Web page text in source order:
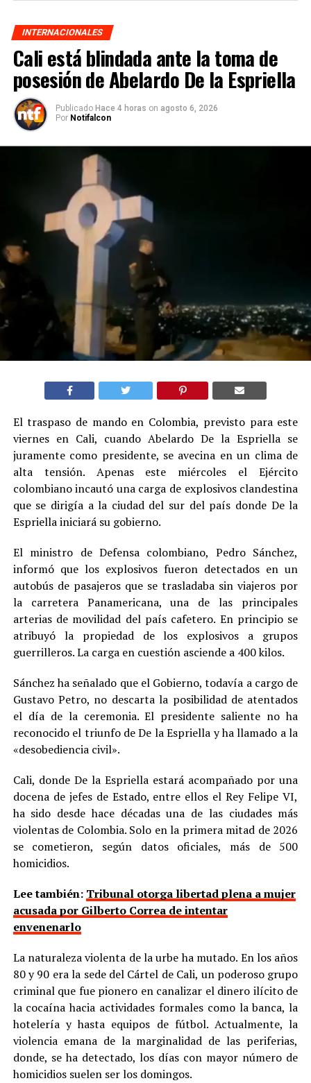
INTERNACIONALES
Cali está blindada ante la toma de
posesión de Abelardo De la Espriella
Publicado Hace 4 horas on agosto 6, 2026
Por Notifalcon
El traspaso de mando en Colombia, previsto para este
viernes en Cali, cuando Abelardo De la Espriella se
juramente como presidente, se avecina en un clima de
alta tensión. Apenas este miércoles el Ejército
colombiano incautó una carga de explosivos clandestina
que se dirigía a la ciudad del sur del país donde De la
Espriella iniciará su gobierno.
El ministro de Defensa colombiano, Pedro Sánchez,
informó que los explosivos fueron detectados en un
autobús de pasajeros que se trasladaba sin viajeros por
la carretera Panamericana, una de las principales
arterias de movilidad del país cafetero. En principio se
atribuyó la propiedad de los explosivos a grupos
guerrilleros. La carga en cuestión asciende a 400 kilos.
Sánchez ha señalado que el Gobierno, todavía a cargo de
Gustavo Petro, no descarta la posibilidad de atentados
el día de la ceremonia. El presidente saliente no ha
reconocido el triunfo de De la Espriella y ha llamado a la
«desobediencia civil».
Cali, donde De la Espriella estará acompañado por una
docena de jefes de Estado, entre ellos el Rey Felipe VI,
ha sido desde hace décadas una de las ciudades más
violentas de Colombia. Solo en la primera mitad de 2026
se cometieron, según datos oficiales, más de 500
homicidios.
Lee también: Tribunal otorga libertad plena a mujer
acusada por Gilberto Correa de intentar
envenenarlo
La naturaleza violenta de la urbe ha mutado. En los años
80 y 90 era la sede del Cártel de Cali, un poderoso grupo
criminal que fue pionero en canalizar el dinero ilícito de
la cocaína hacia actividades formales como la banca, la
hotelería y hasta equipos de fútbol. Actualmente, la
violencia emana de la marginalidad de las periferias,
donde, se ha detectado, los días con mayor número de
homicidios suelen ser los domingos.